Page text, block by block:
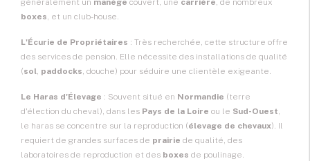
généralement un manège couvert, une carrière, de nombreux
boxes, et un club-house.
L'Écurie de Propriétaires : Très recherchée, cette structure offre
des services de pension. Elle nécessite des installations de qualité
(sol, paddocks, douche) pour séduire une clientèle exigeante.
Le Haras d'Élevage : Souvent situé en Normandie (terre
d'élection du cheval), dans les Pays de la Loire ou le Sud-Ouest,
le haras se concentre sur la reproduction (élevage de chevaux). Il
requiert de grandes surfaces de prairie de qualité, des
laboratoires de reproduction et des boxes de poulinage.